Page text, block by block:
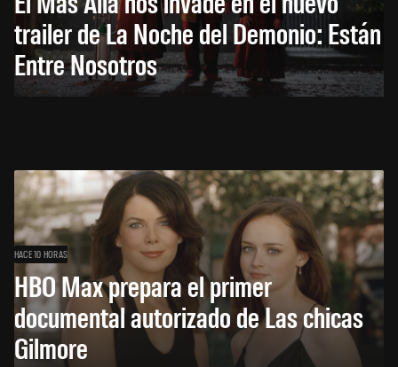
trailer de La Noche del Demonio: Están
Entre Nosotros
HACE 10 HORAS
HBO Max prepara el primer
documental autorizado de Las chicas
Gilmore